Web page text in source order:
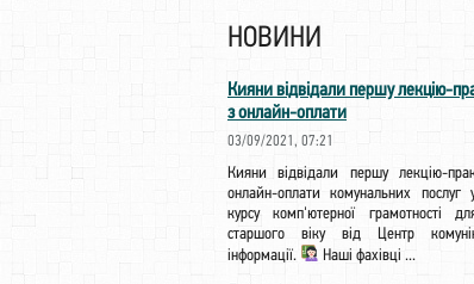
НОВИНИ
Кияни відвідали першу лекцію-
з онлайн-оплати
03/09/2021, 07:21
Кияни відвідали першу лекцію-
онлайн-оплати комунальних послуг
курсу комп'ютерної грамотності
старшого віку від Центр
інформації.
Наші фахівці ...